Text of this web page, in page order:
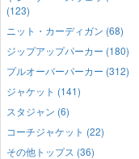
(123)
ニット・カーディガン (68)
ジップアップパーカー (180)
プルオーバーパーカー (312)
ジャケット (141)
スタジャン (6)
コーチジャケット (22)
その他トップス (36)